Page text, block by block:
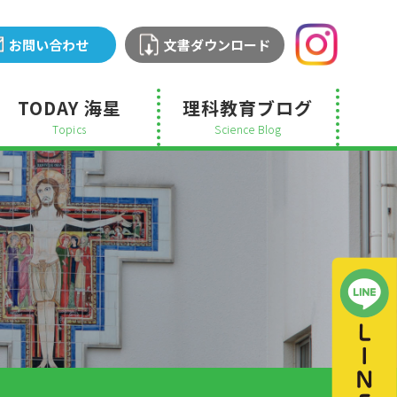
お問い合わせ 文書ダウンロード
TODAY 海星
Topics
理科教育ブログ
Science Blog